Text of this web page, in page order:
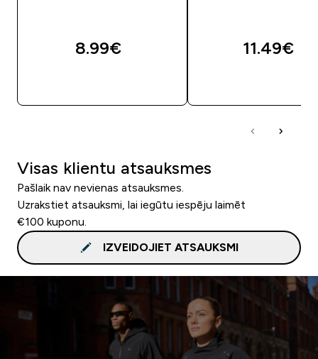
8.99€‎ 11.49€‎
Visas klientu atsauksmes
Pašlaik nav nevienas atsauksmes.
Uzrakstiet atsauksmi, lai iegūtu iespēju laimēt
€100 kuponu.
IZVEIDOJIET ATSAUKSMI